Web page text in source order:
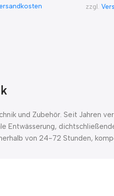
zzgl.
und Zubehör. Seit Jahren
von 24-72 Stunden,